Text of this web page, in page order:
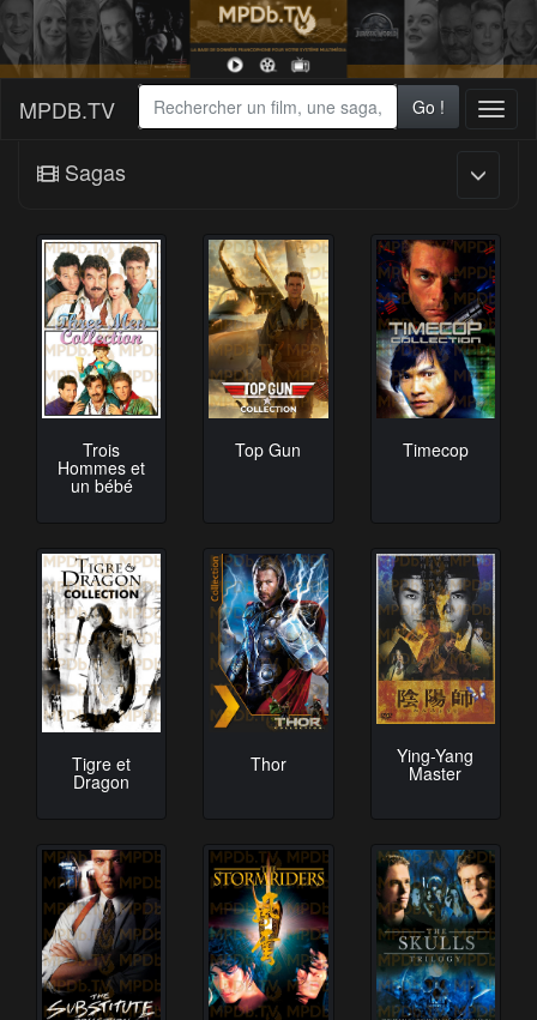
MPDB.TV Go !
Sagas
Trois
Hommes et
un bébé
Top Gun Timecop
Tigre et
Dragon
Thor Ying-Yang
Master